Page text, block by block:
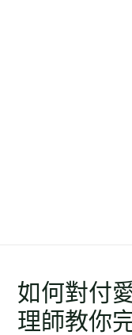
如何對付
理師教你